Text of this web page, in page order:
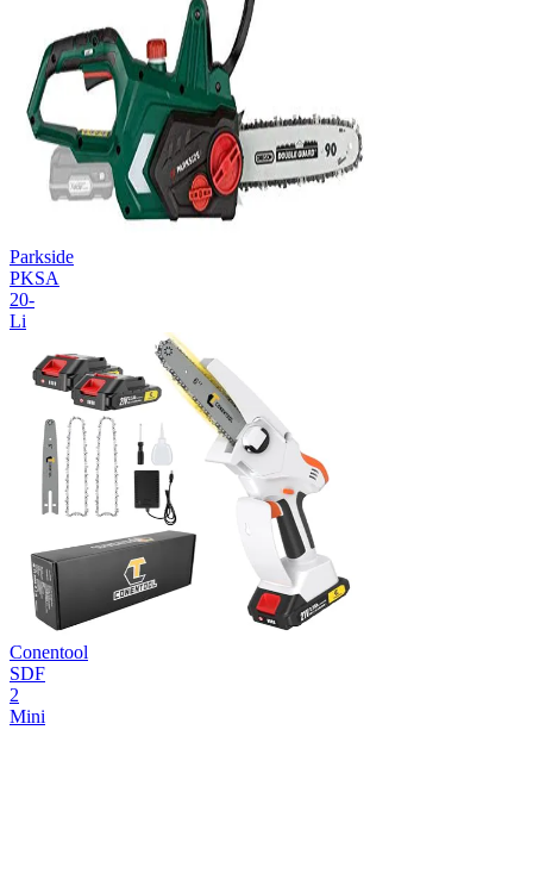
Parkside
PKSA
20-
Li
Conentool
SDF
2
Mini